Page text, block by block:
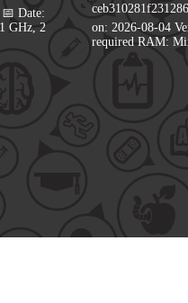
Date:
GHz, 2
on: 2026-08-04
required RAM: